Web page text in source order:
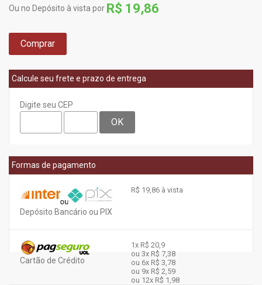
Ou no Depósito à vista por R$ 19,86
Comprar
Calcule seu frete e prazo de entrega
Digite seu CEP
OK
Formas de pagamento
Depósito Bancário ou PIX
R$ 19,86 à vista
Cartão de Crédito
1x R$ 20,9
ou 3x R$ 7,38
ou 6x R$ 3,78
ou 9x R$ 2,59
ou 12x R$ 1,98